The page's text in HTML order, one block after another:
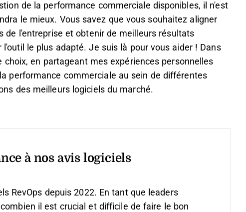
de la performance commerciale disponibles, il n'est
le mieux. Vous savez que vous souhaitez aligner
de l'entreprise et obtenir de meilleurs résultats
le plus adapté. Je suis là pour vous aider ! Dans
en partageant mes expériences personnelles
performance commerciale au sein de différentes
des meilleurs logiciels du marché.
à nos avis logiciels
RevOps depuis 2022. En tant que leaders
il est crucial et difficile de faire le bon